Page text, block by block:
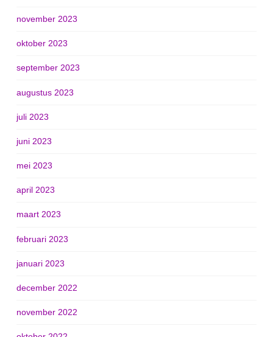
november 2023
oktober 2023
september 2023
augustus 2023
juli 2023
juni 2023
mei 2023
april 2023
maart 2023
februari 2023
januari 2023
december 2022
november 2022